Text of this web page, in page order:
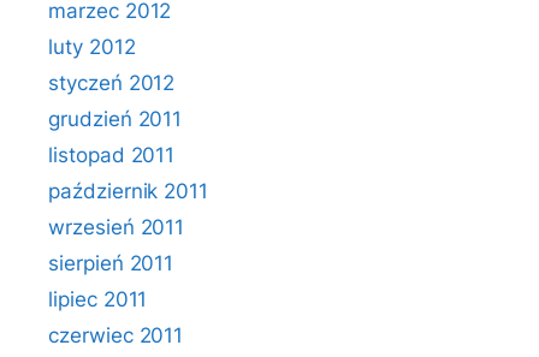
marzec 2012
luty 2012
styczeń 2012
grudzień 2011
listopad 2011
październik 2011
wrzesień 2011
sierpień 2011
lipiec 2011
czerwiec 2011